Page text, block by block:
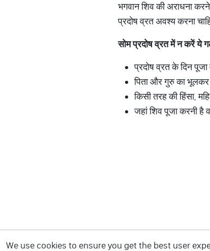
भगवान शिव की अराधना
प्रदोष व्रत अवश्य करना
सोमप्रदोषव्रतमेंनकरेंये
प्रदोष व्रत के दिन
पिता और गुरु का
किसी तरह की हिंसा,
जहां शिव पूजा करनी है
We use cookies to ensure you get the best user